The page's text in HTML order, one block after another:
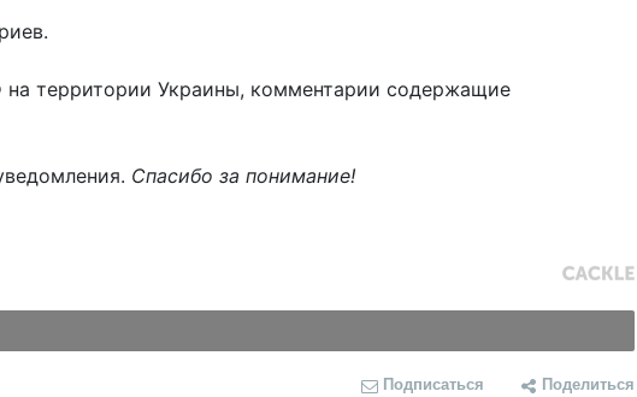
территории Украины, комментарии содержащие
Спасибо за понимание!
Подписаться Поделиться